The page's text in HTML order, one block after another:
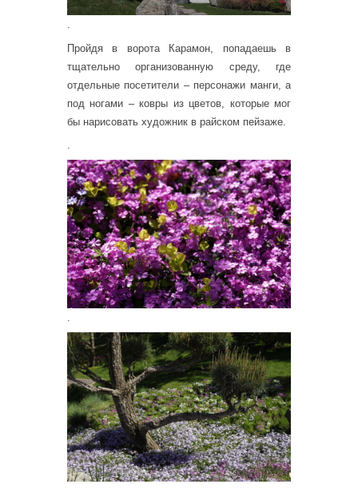
.
Пройдя в ворота Карамон, попадаешь в
тщательно организованную среду, где
отдельные посетители – персонажи манги, а
под ногами – ковры из цветов, которые мог
бы нарисовать художник в райском пейзаже.
.
.